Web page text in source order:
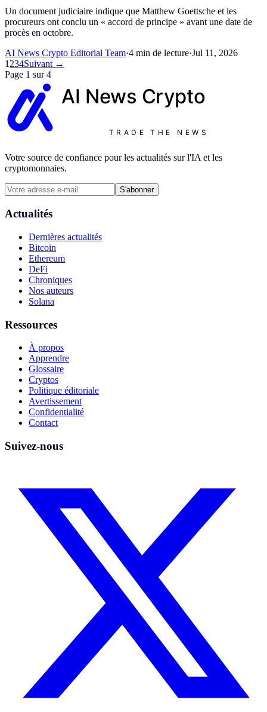
Un document judiciaire indique que Matthew Goettsche et les
procureurs ont conclu un « accord de principe » avant une date de
procès en octobre.
AI News Crypto Editorial Team·4 min de lecture·Jul 11, 2026
1 234Suivant →
Page 1 sur 4
AI News Crypto
TRADE THE NEWS
Votre source de confiance pour les actualités sur l'IA et les
cryptomonnaies.
S'abonner
Actualités
Dernières actualités
Bitcoin
Ethereum
DeFi
Chroniques
Nos auteurs
Solana
Ressources
À propos
Apprendre
Glossaire
Cryptos
Politique éditoriale
Avertissement
Confidentialité
Contact
Suivez-nous